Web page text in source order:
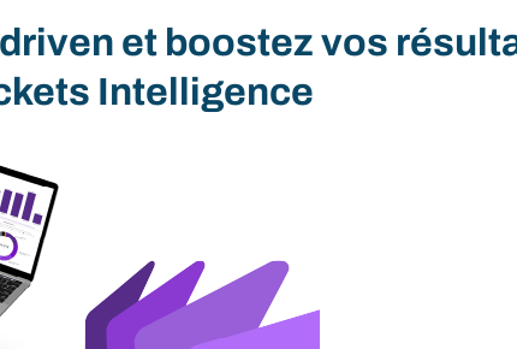
et boostez vos
Intelligence